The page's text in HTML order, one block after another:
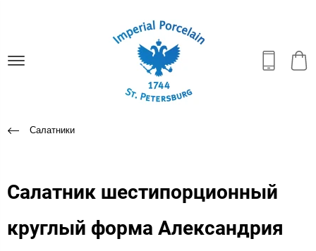
Салатники
Салатник шестипорционный
круглый форма Александрия